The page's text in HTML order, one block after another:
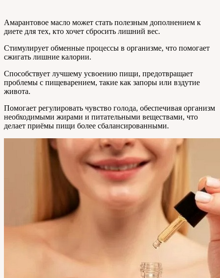
Амарантовое масло может стать полезным дополнением к
диете для тех, кто хочет сбросить лишний вес.
Стимулирует обменные процессы в организме, что помогает
сжигать лишние калории.
Способствует лучшему усвоению пищи, предотвращает
проблемы с пищеварением, такие как запоры или вздутие
живота.
Помогает регулировать чувство голода, обеспечивая организм
необходимыми жирами и питательными веществами, что
делает приёмы пищи более сбалансированными.